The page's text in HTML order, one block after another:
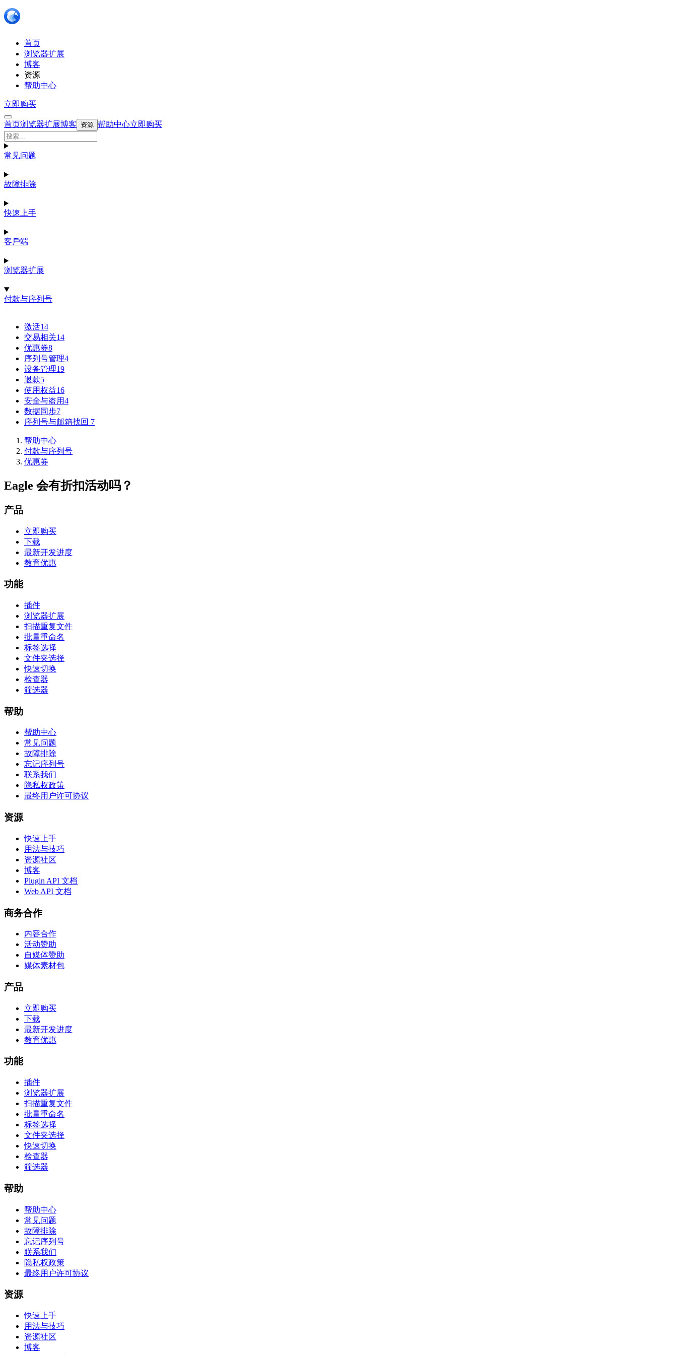
首页
浏览器扩展
博客
资源
帮助中心
立即购买
首页浏览器扩展博客 资源 帮助中心立即购买
常见问题
故障排除
快速上手
客戶端
浏览器扩展
付款与序列号
激活14
交易相关14
优惠券8
序列号管理4
设备管理19
退款5
使用权益16
安全与盗用4
数据同步7
序列号与邮箱找回 7
帮助中心
付款与序列号
优惠券
Eagle 会有折扣活动吗？
产品
立即购买
下载
最新开发进度
教育优惠
功能
插件
浏览器扩展
扫描重复文件
批量重命名
标签选择
文件夹选择
快速切换
检查器
筛选器
帮助
帮助中心
常见问题
故障排除
忘记序列号
联系我们
隐私权政策
最终用户许可协议
资源
快速上手
用法与技巧
资源社区
博客
Plugin API 文档
Web API 文档
商务合作
内容合作
活动赞助
自媒体赞助
媒体素材包
产品
立即购买
下载
最新开发进度
教育优惠
功能
插件
浏览器扩展
扫描重复文件
批量重命名
标签选择
文件夹选择
快速切换
检查器
筛选器
帮助
帮助中心
常见问题
故障排除
忘记序列号
联系我们
隐私权政策
最终用户许可协议
资源
快速上手
用法与技巧
资源社区
博客